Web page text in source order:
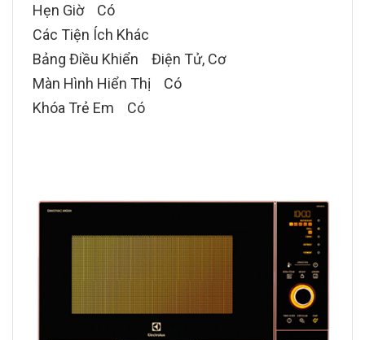
Hẹn Giờ Có
Các Tiện Ích Khác
Bảng Điều Khiển Điện Tử, Cơ
Màn Hình Hiển Thị Có
Khóa Trẻ Em Có